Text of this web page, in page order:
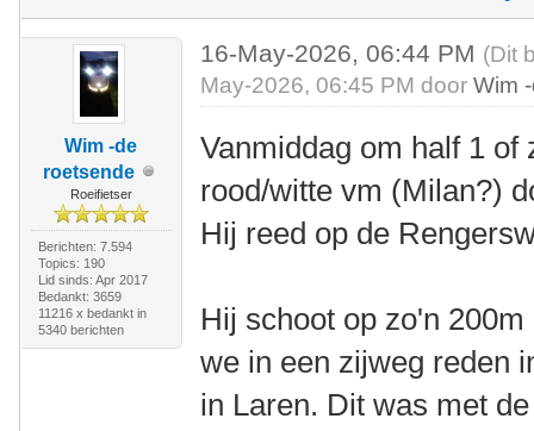
Wim -de
roetsende
Roeifietser
Berichten: 7.594
Topics: 190
Lid sinds: Apr 2017
Bedankt: 3659
11216 x bedankt in
5340 berichten
16-May-2026, 06:44 PM (Dit
May-2026, 06:45 PM doorWim
Vanmiddag om half 1 of
rood/witte vm (Milan?)
Hij reed op de
Hij schoot op zo'n
we in een zijweg reden
in Laren. Dit was met